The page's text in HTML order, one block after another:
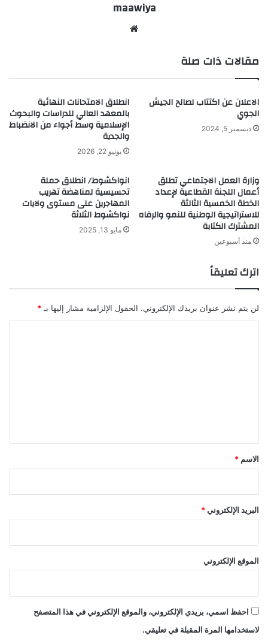
maawiya
مقالات ذات صلة
الاعلان عن اكتتاب لصالح الجيش
الجوي
ديسمبر 5, 2024
انطلاق الامتحانات النهائية
بالمعهد العالي للدراسات والبحوث
الإسلامية وسط أجواء من الانضباط
والجدية
يونيو 22, 2026
وزارة العمل الاجتماعي تطلق
أعمال اللجنة القطاعية لإعداد
الخطة الخمسية الثالثة
للاستراتيجية الوطنية للنمو والرفاه
المشترك الكتابة
منذ أسبوعين
انواكشوط/ انطلاق حملة
تحسيسية لمناهضة تهريب
المهاجرين على مستوى ولايات
نواكشوط الثلاثة
مايو 13, 2025
اترك تعليقاً
لن يتم نشر عنوان بريدك الإلكتروني. الحقول الإلزامية مشار إليها بـ *
*
الاسم *
البريد الإلكتروني *
الموقع الإلكتروني
احفظ اسمي، بريدي الإلكتروني، والموقع الإلكتروني في هذا المتصفح
لاستخدامها المرة المقبلة في تعليقي.